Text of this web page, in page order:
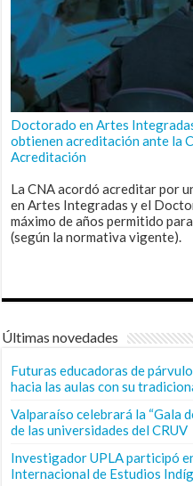
Doctorado en Artes
obtienen acreditación ante la
Acreditación
La CNA acordó acreditar por
en Artes Integradas y el
máximo de años permitido
(según la normativa vigente).
Últimas novedades
Futuras educadoras de
hacia las aulas con su
Valparaíso celebrará la “Gala
de las universidades del CRUV
Investigador UPLA participó
Internacional de Estudios